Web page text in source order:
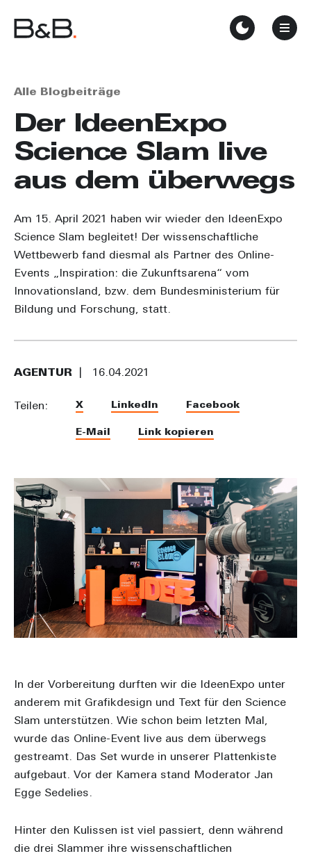
Alle Blogbeiträge
Der IdeenExpo
Science Slam live
aus dem überwegs
Am 15. April 2021 haben wir wieder den IdeenExpo
Science Slam begleitet! Der wissenschaftliche
Wettbewerb fand diesmal als Partner des Online-
Events „Inspiration: die Zukunftsarena“ vom
Innovationsland, bzw. dem Bundesministerium für
Bildung und Forschung, statt.
AGENTUR 16.04.2021
Teilen: X LinkedIn Facebook
E-Mail Link kopieren
In der Vorbereitung durften wir die IdeenExpo unter
anderem mit Grafikdesign und Text für den Science
Slam unterstützen. Wie schon beim letzten Mal,
wurde das Online-Event live aus dem überwegs
gestreamt. Das Set wurde in unserer Plattenkiste
aufgebaut. Vor der Kamera stand Moderator Jan
Egge Sedelies.
Hinter den Kulissen ist viel passiert, denn während
die drei Slammer ihre wissenschaftlichen